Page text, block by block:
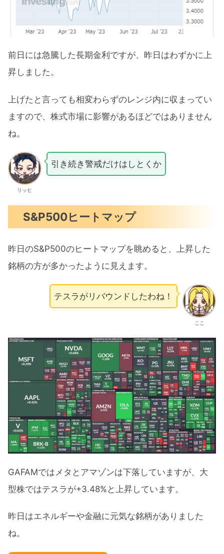
前日には急騰した長期金利ですが、昨日はわずかに上
昇しました。
上げたと言っても相変わらずのレンジ内に収まってい
ますので、株式市場に影響があるほどではありません
ね。
リッヒ
引き続き警戒だけはしとくか
S&P500ヒートマップ
昨日のS&P500のヒートマップを眺めると、上昇した
銘柄の方が多かったように見えます。
ここ
テスラがリバウンドしたわね！
GAFAMではメタとアマゾンは下落していますが、大
型株ではテスラが+3.48%と上昇しています。
昨日はエネルギーや金融に元気な銘柄がありました
ね。